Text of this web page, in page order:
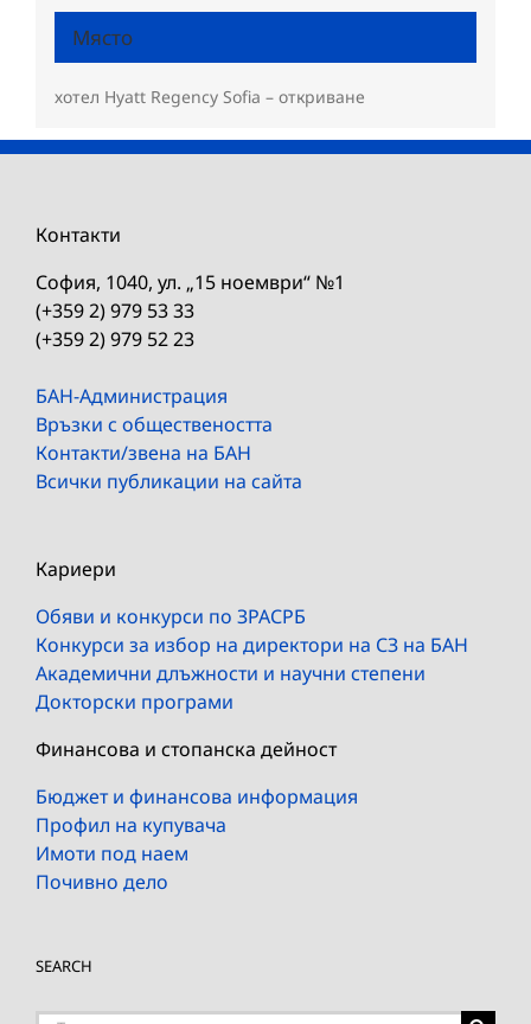
Място
хотел Hyatt Regency Sofia – откриване
Контакти
София, 1040, ул. „15 ноември“ №1
(+359 2) 979 53 33
(+359 2) 979 52 23
БАН-Администрация
Връзки с обществеността
Контакти/звена на БАН
Всички публикации на сайта
Кариери
Обяви и конкурси по ЗРАСРБ
Конкурси за избор на директори на СЗ на БАН
Академични длъжности и научни степени
Докторски програми
Финансова и стопанска дейност
Бюджет и финансова информация
Профил на купувача
Имоти под наем
Почивно дело
SEARCH